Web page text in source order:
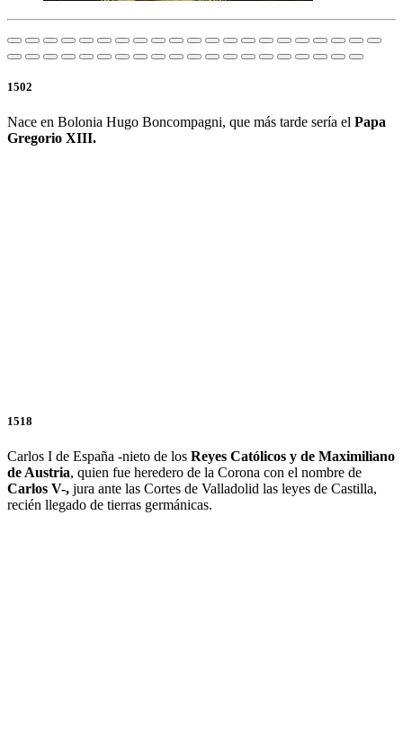
1502
Nace en Bolonia Hugo Boncompagni, que más tarde sería el Papa
Gregorio XIII.
1518
Carlos I de España -nieto de los Reyes Católicos y de Maximiliano
de Austria, quien fue heredero de la Corona con el nombre de
Carlos V-, jura ante las Cortes de Valladolid las leyes de Castilla,
recién llegado de tierras germánicas.